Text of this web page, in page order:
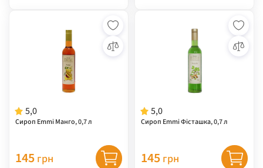
5,0
Сироп Emmi Манго, 0,7 л
145 грн
5,0
Сироп Emmi Фісташка, 0,7 л
145 грн